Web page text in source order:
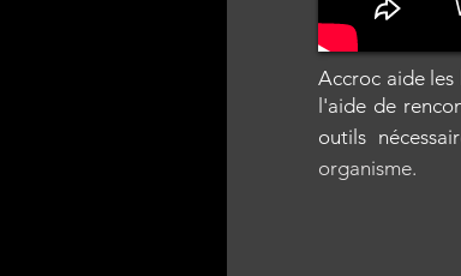
Accroc aide les
l'aide de
outils
organisme.